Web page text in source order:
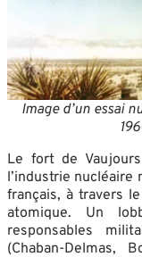
Image d’un essai
Le fort de
l’industrie nucléaire
français, à travers
atomique. Un
responsables
(Chaban-Delmas,